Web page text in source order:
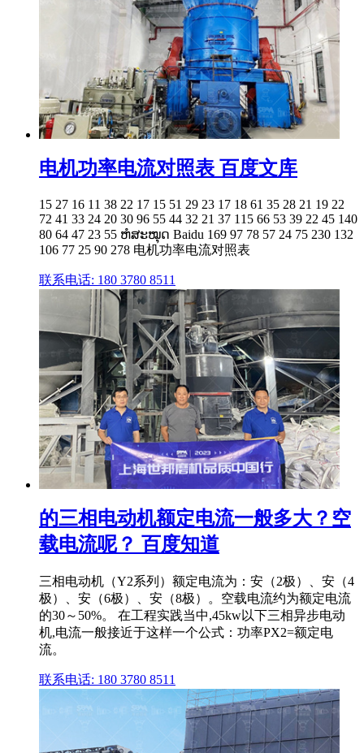
电机功率电流对照表 百度文库
15 27 16 11 38 22 17 15 51 29 23 17 18 61 35 28 21 19 22
72 41 33 24 20 30 96 55 44 32 21 37 115 66 53 39 22 45 140
80 64 47 23 55 ຫໍສະໝຸດ Baidu 169 97 78 57 24 75 230 132
106 77 25 90 278 电机功率电流对照表
联系电话: 180 3780 8511
的三相电动机额定电流一般多大？空
载电流呢？ 百度知道
三相电动机（Y2系列）额定电流为：安（2极）、安（4
极）、安（6极）、安（8极）。空载电流约为额定电流
的30～50%。 在工程实践当中,45kw以下三相异步电动
机,电流一般接近于这样一个公式：功率PX2=额定电
流。
联系电话: 180 3780 8511